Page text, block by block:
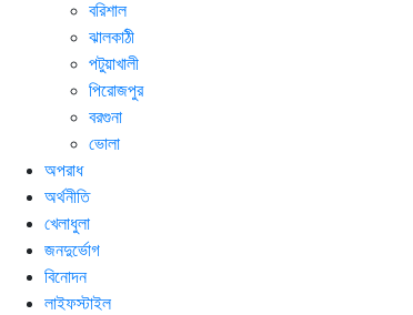
বরিশাল
ঝালকাঠী
পটুয়াখালী
পিরোজপুর
বরগুনা
ভোলা
অপরাধ
অর্থনীতি
খেলাধুলা
জনদুর্ভোগ
বিনোদন
লাইফস্টাইল